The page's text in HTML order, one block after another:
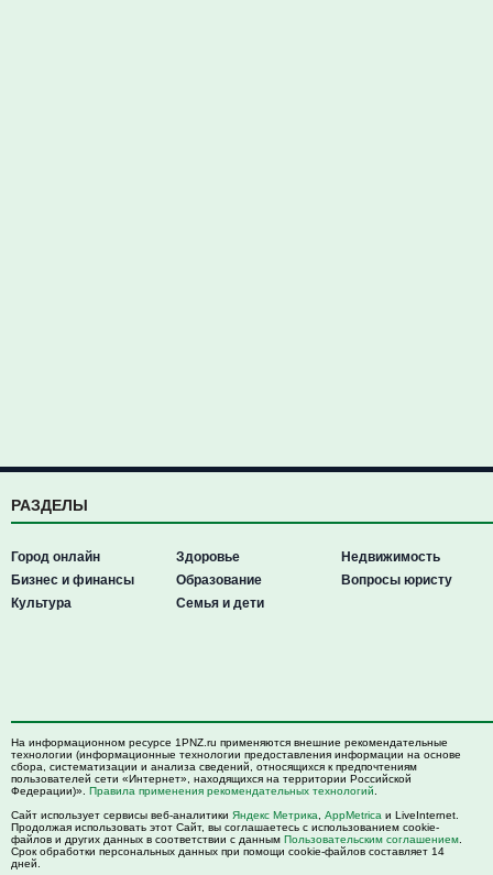
РАЗДЕЛЫ
Город онлайн
Бизнес и финансы
Культура
Здоровье
Образование
Семья и дети
Недвижимость
Вопросы юристу
На информационном ресурсе 1PNZ.ru применяются внешние рекомендательные
технологии (информационные технологии предоставления информации на основе
сбора, систематизации и анализа сведений, относящихся к предпочтениям
пользователей сети «Интернет», находящихся на территории Российской
Федерации)». Правила применения рекомендательных технологий
Сайт использует сервисы веб-аналитики Яндекс Метрика AppMetrica и LiveInternet.
Продолжая использовать этот Сайт, вы соглашаетесь с использованием cookie-
файлов и других данных в соответствии с данным Пользовательским соглашением
Срок обработки персональных данных при помощи cookie-файлов составляет 14
дней.